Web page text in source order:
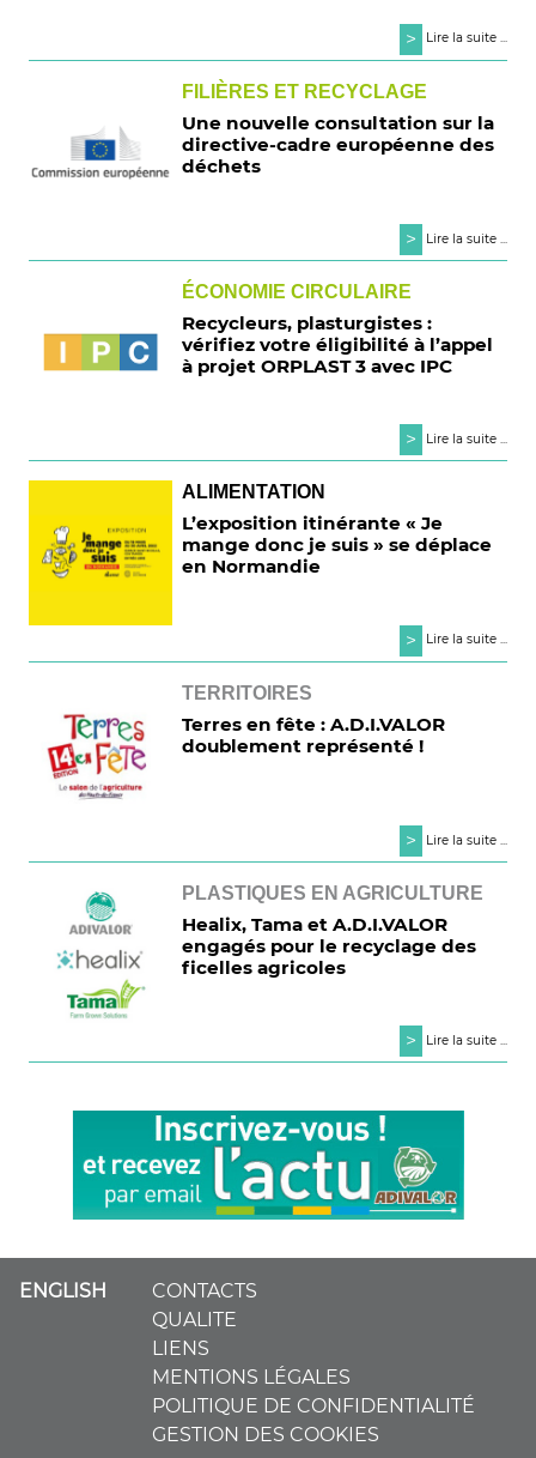
> Lire la suite ...
FILIÈRES ET RECYCLAGE
Une nouvelle consultation sur la
directive-cadre européenne des
déchets
> Lire la suite ...
ÉCONOMIE CIRCULAIRE
Recycleurs, plasturgistes :
vérifiez votre éligibilité à l’appel
à projet ORPLAST 3 avec IPC
> Lire la suite ...
ALIMENTATION
L’exposition itinérante « Je
mange donc je suis » se déplace
en Normandie
> Lire la suite ...
TERRITOIRES
Terres en fête : A.D.I.VALOR
doublement représenté !
> Lire la suite ...
PLASTIQUES EN AGRICULTURE
Healix, Tama et A.D.I.VALOR
engagés pour le recyclage des
ficelles agricoles
> Lire la suite ...
ENGLISH
CONTACTS
QUALITE
LIENS
MENTIONS LÉGALES
POLITIQUE DE CONFIDENTIALITÉ
GESTION DES COOKIES